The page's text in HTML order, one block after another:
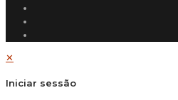
✕
Iniciar sessão